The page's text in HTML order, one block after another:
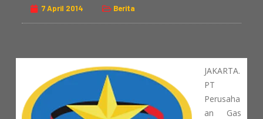
7 April 2014 Berita
JAKARTA.
PT
Perusaha
an Gas